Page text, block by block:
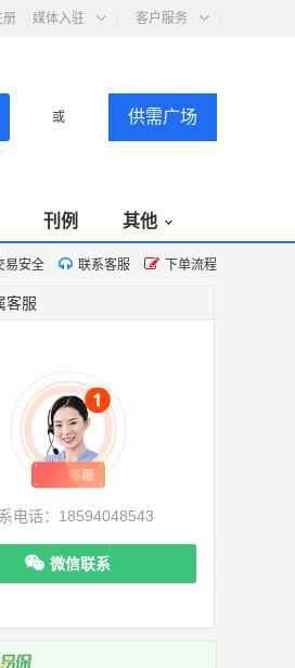
册 媒体入驻 客户服务
或 供需广场
刊例 其他
易安全 联系客服 下单流程
客服
电话：18594048543
微信联系